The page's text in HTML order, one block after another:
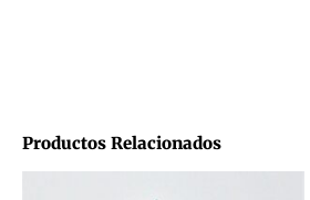
Productos Relacionados